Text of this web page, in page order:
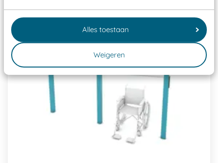
Alles toestaan
Weigeren